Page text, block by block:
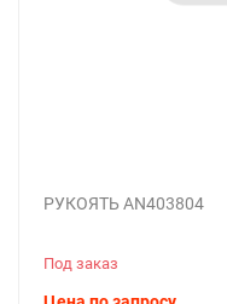
РУКОЯТЬ AN403804
Под заказ